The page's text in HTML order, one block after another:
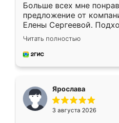
Больше всех мне
предложение от
Елены Сергеевой.
короткие сроки
для замера сотрудник
предложил по моему
Читать полностью
Ярослава
3 августа 2026